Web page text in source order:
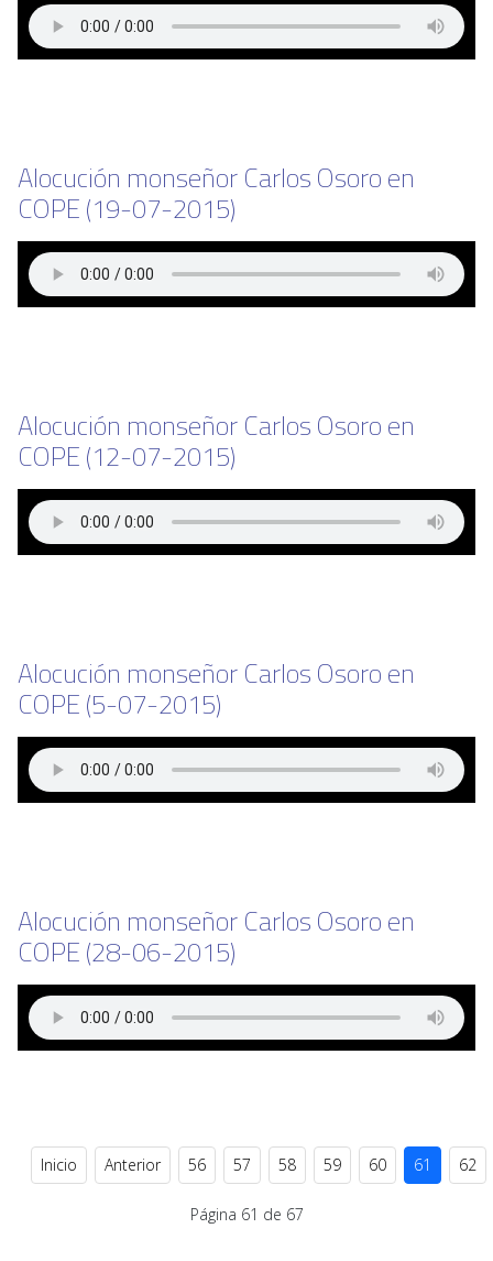
Alocución monseñor Carlos Osoro en
COPE (19-07-2015)
Alocución monseñor Carlos Osoro en
COPE (12-07-2015)
Alocución monseñor Carlos Osoro en
COPE (5-07-2015)
Alocución monseñor Carlos Osoro en
COPE (28-06-2015)
Inicio Anterior 56 57 58 59 60 61 62
Página 61 de 67